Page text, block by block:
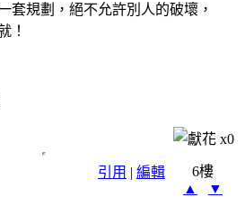
套規劃，絕不允許別人的破壞，
！
x0
引用 | 編輯
6樓
▲
▼